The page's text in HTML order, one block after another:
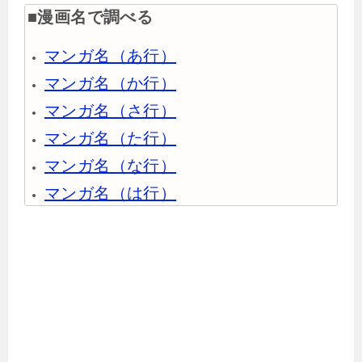
■漫画名で調べる
マンガ名（あ行）
マンガ名（か行）
マンガ名（さ行）
マンガ名（た行）
マンガ名（な行）
マンガ名（は行）